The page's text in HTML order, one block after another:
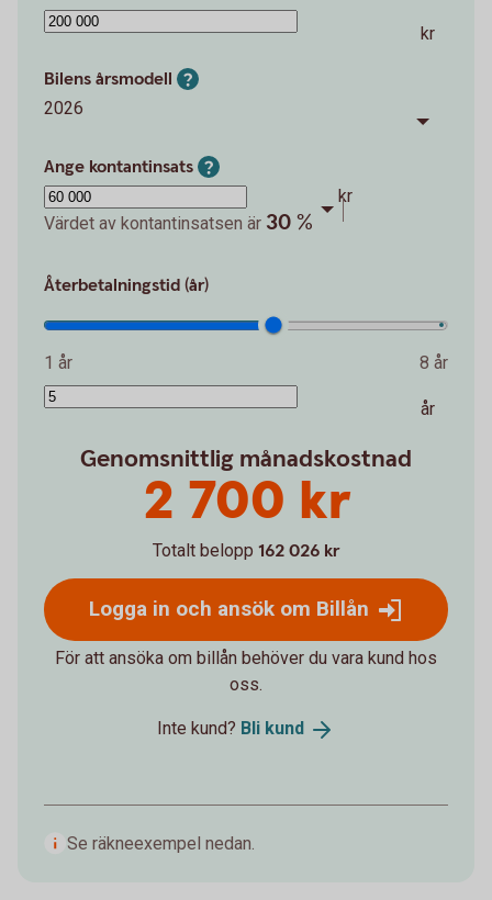
kr
Bilens årsmodell
2026
Ange kontantinsats
kr
Värdet av kontantinsatsen är 30 %
Återbetalningstid (år)
1 år 8 år
år
Genomsnittlig månadskostnad
2 700 kr
Totalt belopp 162 026 kr
Logga in och ansök om Billån
För att ansöka om billån behöver du vara kund hos
oss.
Inte kund? Bli kund
Se räkneexempel nedan.